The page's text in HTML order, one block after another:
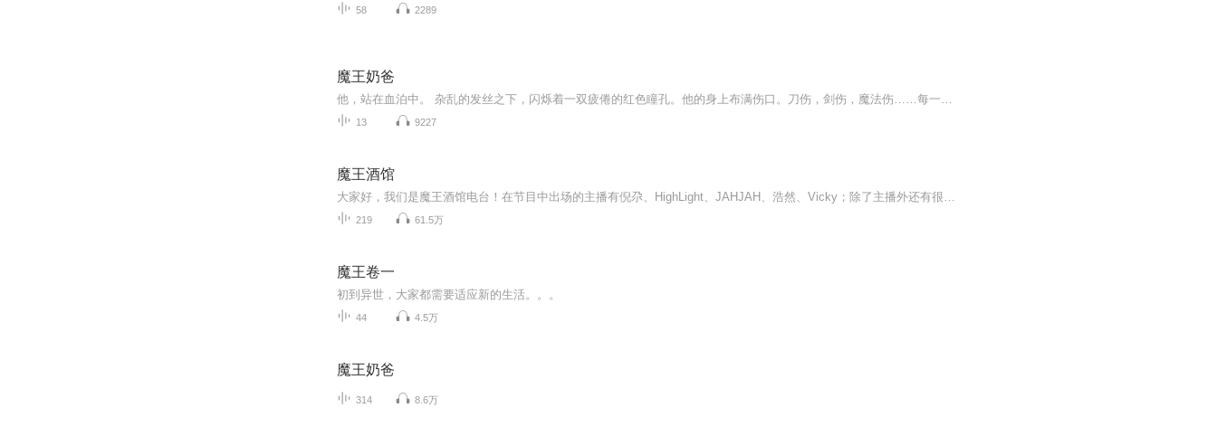
58 2289
魔王奶爸
他，站在血泊中。 杂乱的发丝之下，闪烁着一双疲倦的红色瞳孔。他的身上布满伤口。刀伤，剑伤，魔法伤……每一处伤口都在流血……都在消耗着他的生命。 脚下，是一座由尸体堆积起来的山丘。他站在那，右手所握的魔剑——暗灭上，仍滴着那些尸骸的鲜血。 剑...
13 9227
魔王酒馆
大家好，我们是魔王酒馆电台！在节目中出场的主播有倪尕、HighLight、JAHJAH、浩然、Vicky；除了主播外还有很多的好朋友会作为客座嘉宾出现在我们的节目中；我们将一起带给大家新的节目，讲述我们自己身边发生的故事。我们的更新时间为每周一中午12点，欢...
219 61.5万
魔王卷一
初到异世，大家都需要适应新的生活。。。
44 4.5万
魔王奶爸
314 8.6万